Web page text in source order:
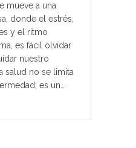
mueve a una
donde el estrés,
y el ritmo
es fácil olvidar
nuestro
salud no se limita
es un…